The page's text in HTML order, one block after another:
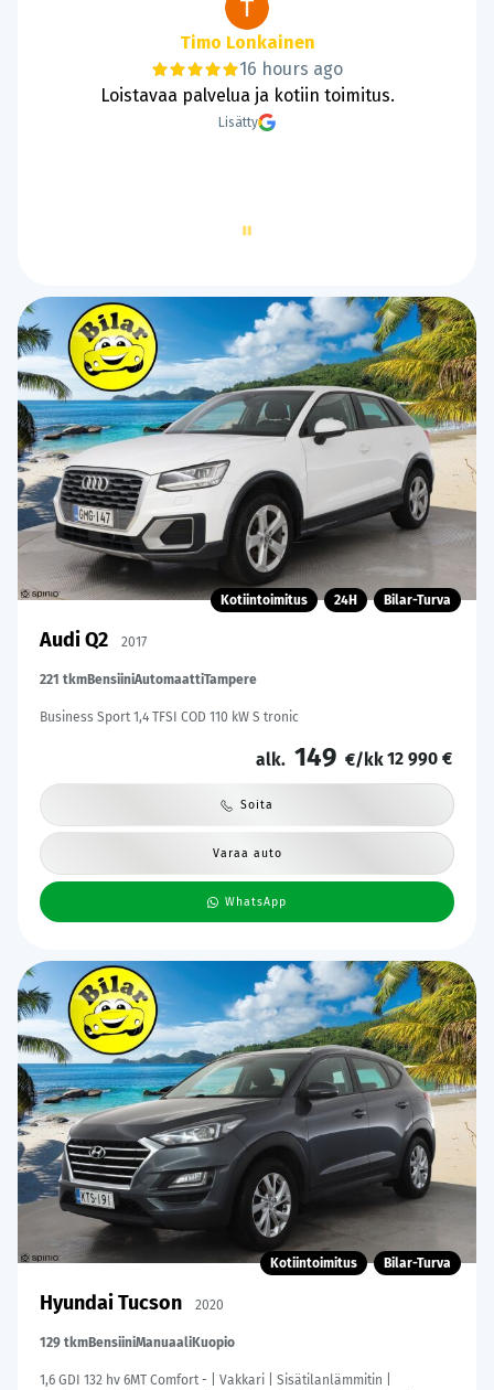
Tanie Lund
18 hours ago
Hyvää ja sujuvaa kaupantekoa.
Lisätty
Kotiintoimitus 24H Bilar-Turva
Audi Q2 2017
221 tkmBensiiniAutomaattiTampere
Business Sport 1,4 TFSI COD 110 kW S tronic
alk. 149 €/kk12 990 €
Soita
Varaa auto
WhatsApp
Kotiintoimitus Bilar-Turva
Hyundai Tucson 2020
129 tkmBensiiniManuaali Kuopio
1,6 GDI 132 hv 6MT Comfort - | Vakkari | Sisätilanlämmitin |